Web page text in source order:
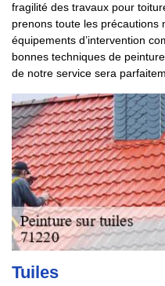
fragilité des travaux pour
prenons toute les précautions
équipements d’intervention
bonnes techniques de
de notre service sera
Tuiles